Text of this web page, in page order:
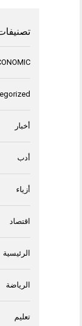
أخبار
أدب
أزياء
اقتصاد
الرئيسية
الرياضة
تعليم